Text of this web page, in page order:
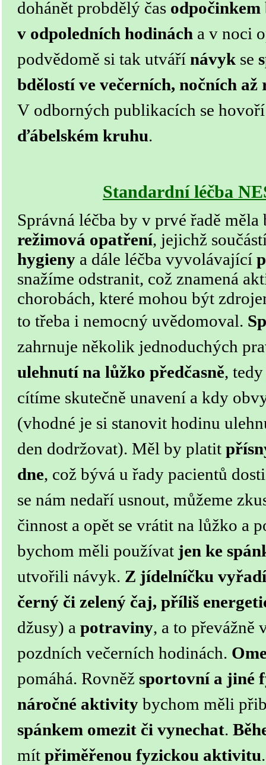
dohánět probdělý čas odpočinkem
v odpoledních hodinách a v noci
podvědomě si tak utváří návyk se
bdělostí ve večerních, nočních
V odborných publikacích se
ďábelském kruhu.
Standardní léčba
Správná léčba by v prvé řadě měla
režimová opatření, jejichž
hygieny a dále léčba vyvolávající
snažíme odstranit, což znamená
chorobách, které mohou být
to třeba i nemocný uvědomoval.
zahrnuje několik jednoduchých
ulehnutí na lůžko předčasně,
cítíme skutečně unavení a kdy
(vhodné je si stanovit hodinu
den dodržovat). Měl by platit
dne, což bývá u řady pacientů
se nám nedaří usnout, můžeme
činnost a opět se vrátit na lůžko a
bychom měli používat jen ke
utvořili návyk. Z jídelníčku
černý či zelený čaj, příliš
džusy) a potraviny, a to převážně
pozdních večerních hodinách.
pomáhá. Rovněž sportovní a jiné
náročné aktivity bychom měli
spánkem omezit či vynechat.
mít přiměřenou fyzickou aktivitu